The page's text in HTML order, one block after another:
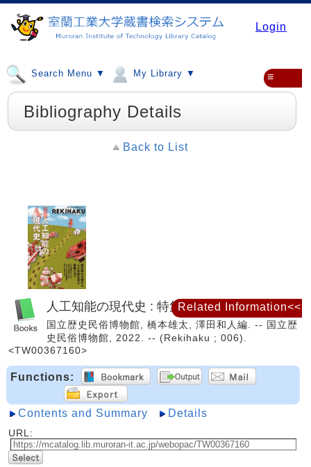
Login
Search Menu ▼ My Library ▼ ≡
Bibliography Details
Back to List
人工知能の現代史 : 特集
国立歴史民俗博物館, 橋本雄太, 澤田和人編. -- 国立歴
史民俗博物館, 2022. -- (Rekihaku ; 006).
<TW00367160>
Functions:
Contents and Summary Details
URL:
Related Information<<